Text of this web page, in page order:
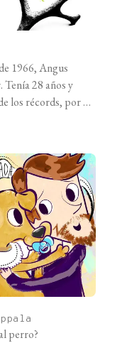
1966, Angus
Tenía 28 años y
los récords, por lo
perro?